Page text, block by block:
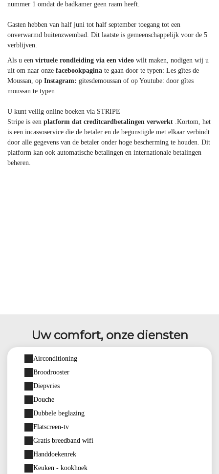
nummer 1 omdat de badkamer geen raam heeft.
Gasten hebben van half juni tot half september toegang tot een
onverwarmd buitenzwembad. Dit laatste is gemeenschappelijk voor de 5
verblijven.
Als u een virtuele rondleiding via een video wilt maken, nodigen wij u
uit om naar onze facebookpagina te gaan door te typen: Les gîtes de
Moussan, op Instagram: gitesdemoussan of op Youtube: door gîtes
moussan te typen.
U kunt veilig online boeken via STRIPE
Stripe is een platform dat creditcardbetalingen verwerkt .Kortom, het
is een incassoservice die de betaler en de begunstigde met elkaar verbindt
door alle gegevens van de betaler onder hoge bescherming te houden. Dit
platform kan ook automatische betalingen en internationale betalingen
beheren.
Uw comfort, onze diensten
Airconditioning
Broodrooster
Diepvries
Douche
Dubbele beglazing
Flatscreen-tv
Gratis breedband wifi
Handdoekenrek
Keuken - kookhoek